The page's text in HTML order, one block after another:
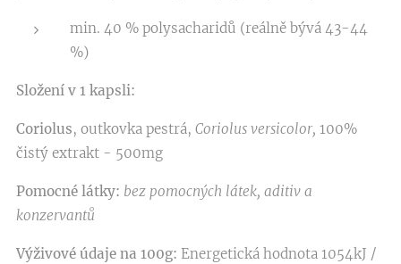
min. 40 % polysacharidů (reálně bývá 43-44
%)
Složení v 1 kapsli:
Coriolus, outkovka pestrá, Coriolus versicolor, 100%
čistý extrakt - 500mg
Pomocné látky: bez pomocných látek, aditiv a
konzervantů
Výživové údaje na 100g: Energetická hodnota 1054kJ /